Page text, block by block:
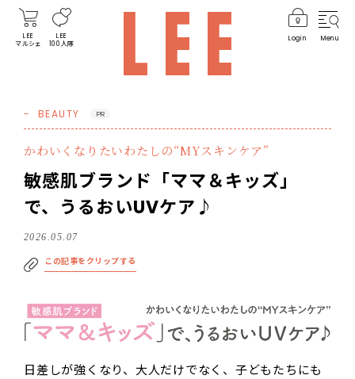
LEE
マルシェ
LEE
100人隊
Login Menu
BEAUTY PR
かわいくなりたいわたしの“MYスキンケア”
敏感肌ブランド「ママ＆キッズ」
で、うるおいUVケア♪
2026.05.07
この記事をクリップする
日差しが強くなり、大人だけでなく、子どもたちにも